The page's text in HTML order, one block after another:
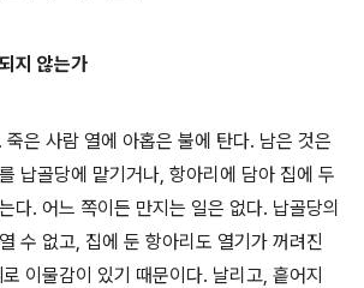
지 않는가
은 사람 열에 아홉은 불에 탄다. 남은 것은
납골당에 맡기거나, 항아리에 담아 집에 두
다. 어느 쪽이든 만지는 일은 없다. 납골당의
수 없고, 집에 둔 항아리도 열기가 꺼려진
이물감이 있기 때문이다. 날리고, 흩어지